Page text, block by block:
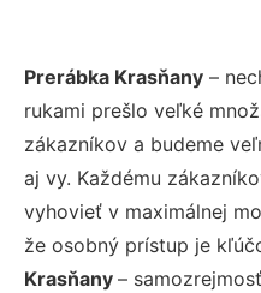
Prerábka Krasňany –
rukami prešlo veľké
zákazníkov a budeme
aj vy. Každému
vyhovieť v maximálnej
že osobný prístup je
Krasňany –